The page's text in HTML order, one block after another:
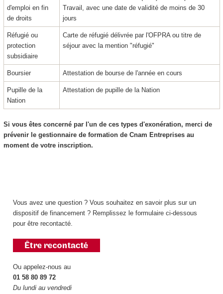
d'emploi en fin
de droits
Travail, avec une date de validité de moins de 30
jours
Réfugié ou
protection
subsidiaire
Carte de réfugié délivrée par l'OFPRA ou titre de
séjour avec la mention "réfugié"
Boursier Attestation de bourse de l'année en cours
Pupille de la
Nation
Attestation de pupille de la Nation
Si vous êtes concerné par l'un de ces types d'exonération, merci de
prévenir le gestionnaire de formation de Cnam Entreprises au
moment de votre inscription.
Vous avez une question ? Vous souhaitez en savoir plus sur un
dispositif de financement ? Remplissez le formulaire ci-dessous
pour être recontacté.
Ou appelez-nous au
01 58 80 89 72
Du lundi au vendredi